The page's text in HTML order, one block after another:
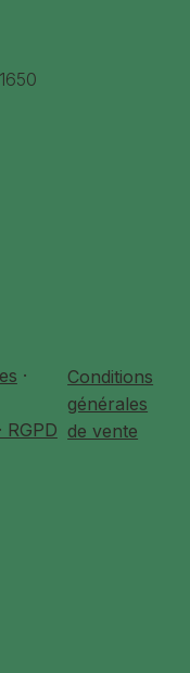
·
RGPD
Conditions
générales
de vente